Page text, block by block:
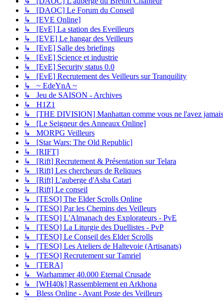
↳ [DAOC] Le Forum du Conseil
↳ [EVE Online]
↳ [EvE] La station des Eveilleurs
↳ [EVE] Le hangar des Veilleurs
↳ [EvE] Salle des briefings
↳ [EvE] Science et industrie
↳ [EvE] Security status 0.0
↳ [EvE] Recrutement des Veilleurs sur Tranquility
↳ ~ EdeYnA ~
↳ Jeu de SAISON - Archives
↳ H1Z1
↳ [THE DIVISION] Manhattan comme vous ne l'avez
↳ [Le Seigneur des Anneaux Online]
↳ MORPG Veilleurs
↳ [Star Wars: The Old Republic]
↳ [RIFT]
↳ [Rift] Recrutement & Présentation sur Telara
↳ [Rift] Les chercheurs de Reliques
↳ [Rift] L'auberge d'Asha Catari
↳ [Rift] Le conseil
↳ [TESO] The Elder Scrolls Online
↳ [TESO] Par les Chemins des Veilleurs
↳ [TESO] L'Almanach des Explorateurs - PvE
↳ [TESO] La Liturgie des Duellistes - PvP
↳ [TESO] Le Conseil des Elder Scrolls
↳ [TESO] Les Ateliers de Haltevoie (Artisanats)
↳ [TESO] Recrutement sur Tamriel
↳ [TERA]
↳ Warhammer 40.000 Eternal Crusade
↳ [WH40k] Rassemblement en Arkhona
↳ Bless Online - Avant Poste des Veilleurs